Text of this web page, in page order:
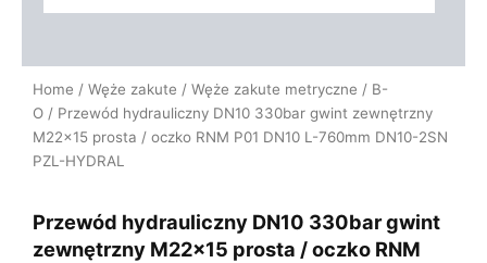
Home / Węże zakute / Węże zakute metryczne / B-
O / Przewód hydrauliczny DN10 330bar gwint zewnętrzny
M22x15 prosta / oczko RNM P01 DN10 L-760mm DN10-2SN
PZL-HYDRAL
Przewód hydrauliczny DN10 330bar gwint
zewnętrzny M22x15 prosta / oczko RNM